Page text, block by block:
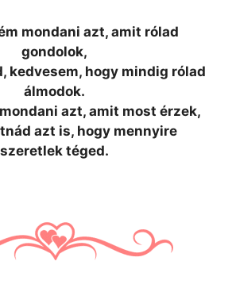
mondani azt, amit rólad
gondolok,
kedvesem, hogy mindig rólad
álmodok.
azt, amit most érzek,
azt is, hogy mennyire
szeretlek téged.